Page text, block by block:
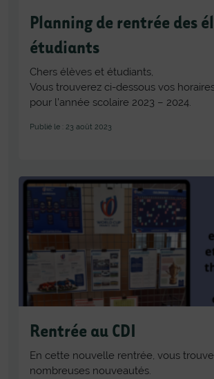
Planning de rentrée des
étudiants
Chers élèves et étudiants,
Vous trouverez ci-dessous vos
pour l’année scolaire 2023 – 2024.
Publié le : 23 août 2023
Rentrée au CDI
En cette nouvelle rentrée, vous
nombreuses nouveautés.